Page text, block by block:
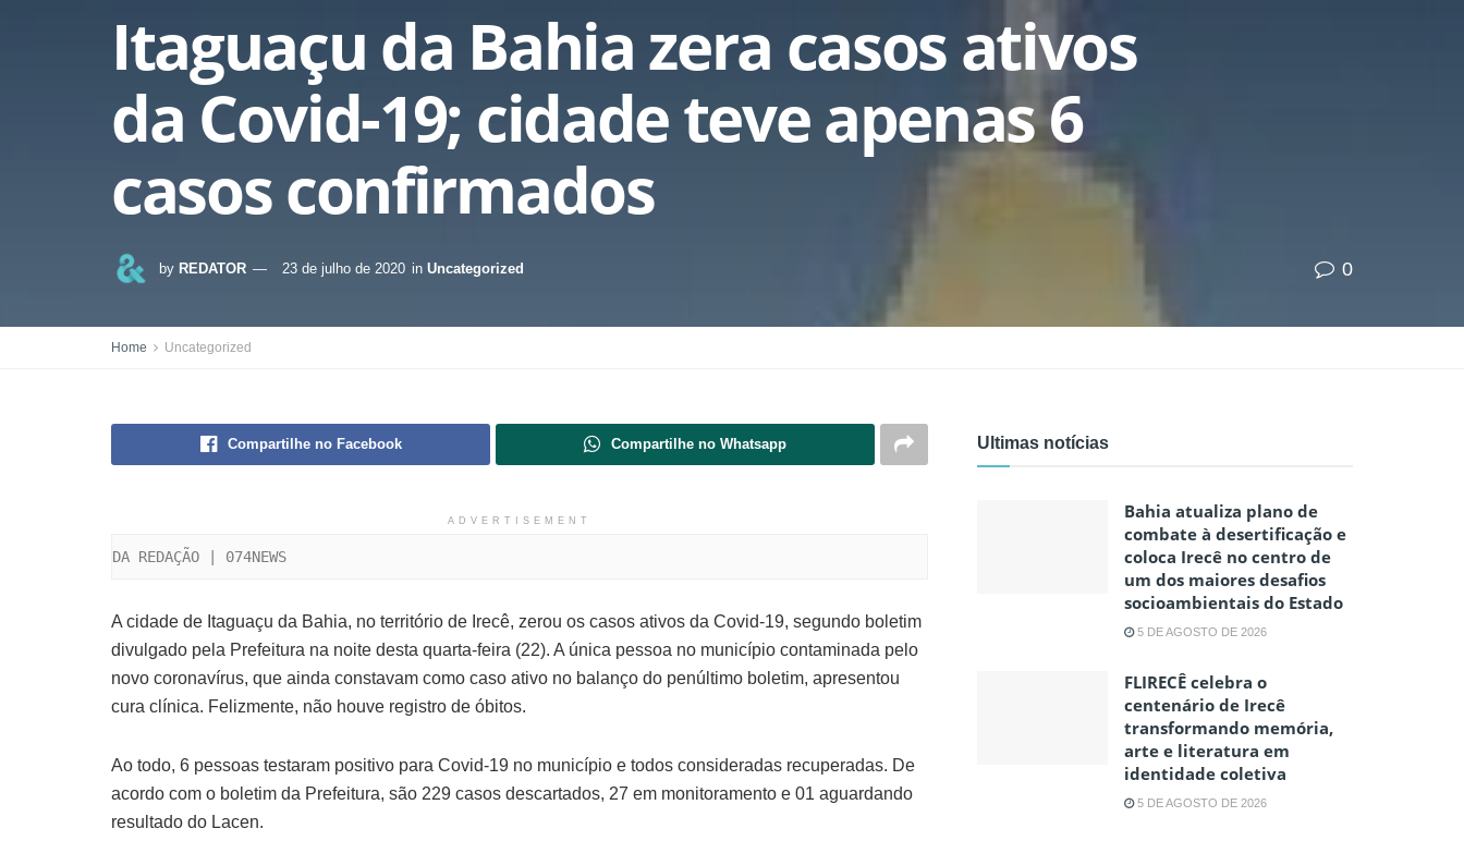
Itaguaçu da Bahia zera casos ativos
da Covid-19; cidade teve apenas 6
casos confirmados
by REDATOR 23 de julho de 2020 in Uncategorized 0
Home Uncategorized
Compartilhe no Facebook Compartilhe no Whatsapp
ADVERTISEMENT
DA REDAÇÃO | 074NEWS
A cidade de Itaguaçu da Bahia, no território de Irecê, zerou os casos ativos da Covid-19, segundo boletim
divulgado pela Prefeitura na noite desta quarta-feira (22). A única pessoa no município contaminada pelo
novo coronavírus, que ainda constavam como caso ativo no balanço do penúltimo boletim, apresentou
cura clínica. Felizmente, não houve registro de óbitos.
Ao todo, 6 pessoas testaram positivo para Covid-19 no município e todos consideradas recuperadas. De
acordo com o boletim da Prefeitura, são 229 casos descartados, 27 em monitoramento e 01 aguardando
resultado do Lacen.
Ultimas notícias
Bahia atualiza plano de
combate à desertificação e
coloca Irecê no centro de
um dos maiores desafios
socioambientais do Estado
5 DE AGOSTO DE 2026
FLIRECÊ celebra o
centenário de Irecê
transformando memória,
arte e literatura em
identidade coletiva
5 DE AGOSTO DE 2026